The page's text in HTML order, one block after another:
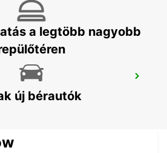
a legtöbb nagyobb
új bérautók